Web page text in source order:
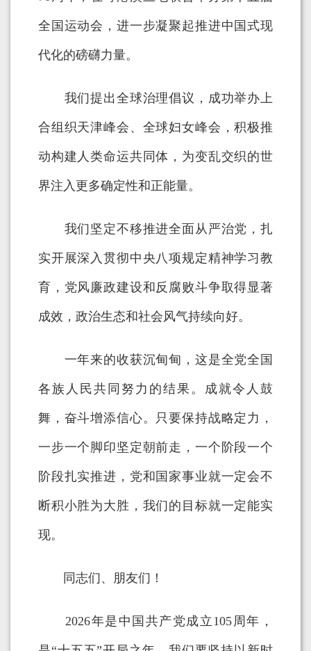
全国运动会，进一步凝聚起推进中国式现
代化的磅礴力量。
我们提出全球治理倡议，成功举办上
合组织天津峰会、全球妇女峰会，积极推
动构建人类命运共同体，为变乱交织的世
界注入更多确定性和正能量。
我们坚定不移推进全面从严治党，扎
实开展深入贯彻中央八项规定精神学习教
育，党风廉政建设和反腐败斗争取得显著
成效，政治生态和社会风气持续向好。
一年来的收获沉甸甸，这是全党全国
各族人民共同努力的结果。成就令人鼓
舞，奋斗增添信心。只要保持战略定力，
一步一个脚印坚定朝前走，一个阶段一个
阶段扎实推进，党和国家事业就一定会不
断积小胜为大胜，我们的目标就一定能实
现。
同志们、朋友们！
2026年是中国共产党成立105周年，